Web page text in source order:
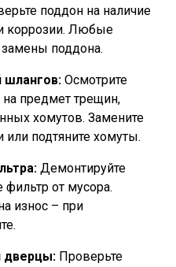
поддон на наличие
коррозии. Любые
поддона.
шлангов: Осмотрите
предмет трещин,
хомутов. Замените
подтяните хомуты.
Демонтируйте
фильтр от мусора.
износ – при
дверцы: Проверьте